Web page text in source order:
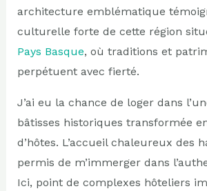
architecture emblématique
culturelle forte de cette région
Pays Basque, où traditions et
perpétuent avec fierté.
J’ai eu la chance de loger dans
bâtisses historiques transformée
d’hôtes. L’accueil chaleureux des
permis de m’immerger dans
Ici, point de complexes hôteliers